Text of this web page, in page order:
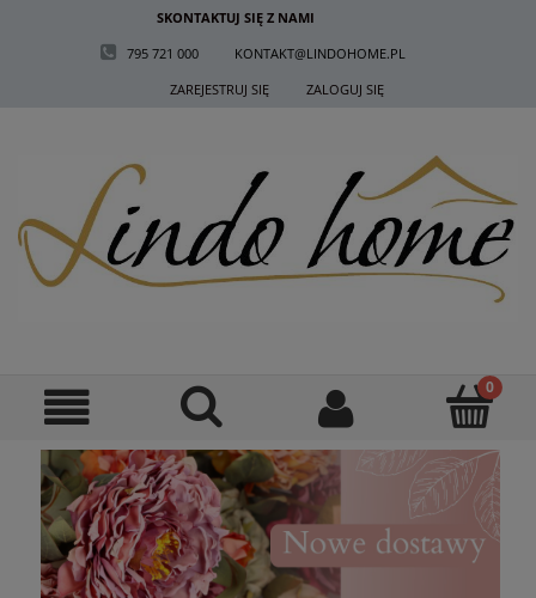
SKONTAKTUJ SIĘ Z NAMI
795 721 000 KONTAKT@LINDOHOME.PL
ZAREJESTRUJ SIĘ
ZALOGUJ SIĘ